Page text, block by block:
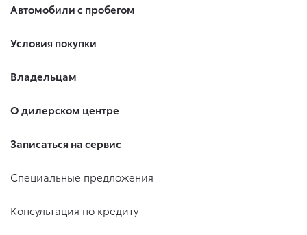
Автомобили с пробегом
Условия покупки
Владельцам
О дилерском центре
Записаться на сервис
Специальные предложения
Консультация по кредиту